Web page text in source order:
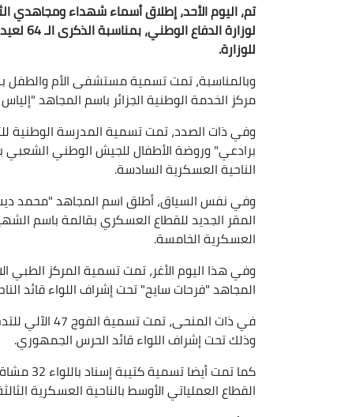
تم، اليوم الأحد، إطلاق أسماء شهداء ومجاهدي
للوزارة.
وبالمناسبة، تمت تسمية مستشفى الأم
مركز الخدمة الوطنية الجزائر باسم المجاهد
وفي ذات الصدد، تمت تسمية المدرسة الوطنية
برادعي" وروضة الأطفال للجيش الوطني الشعبي
الناحية العسكرية السادسة.
وفي نفس السياق، أطلق اسم المجاهد "محمد
المقر الجديد للقطاع العسكري بقالمة باسم
العسكرية الخامسة.
وفي هذا اليوم الأغر، تمت تسمية المركز
المجاهد "فرحات سايح" تحت إشراف اللواء قائد
في ذات
وذلك تحت إشراف اللواء قائد الحرس الجمهوري.
كما تمت
القطاع العملياتي الأوسط بالناحية العسكرية